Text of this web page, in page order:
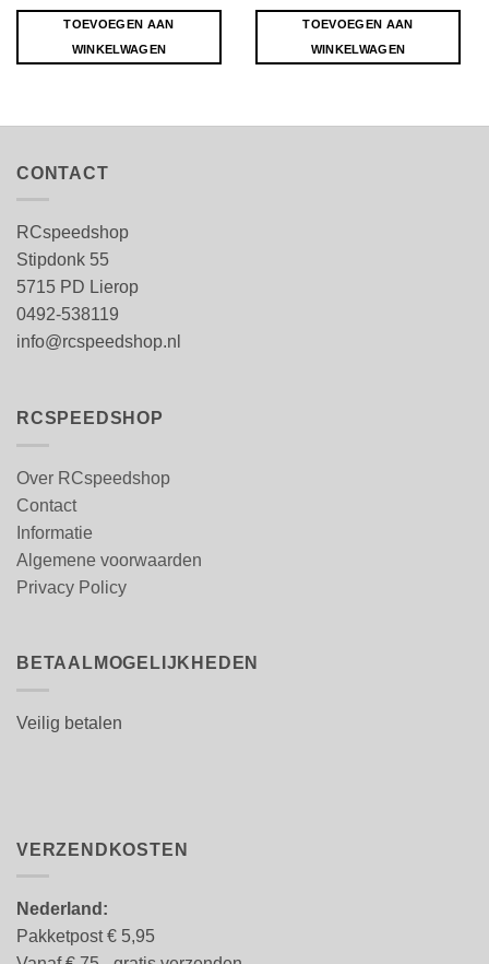
TOEVOEGEN AAN
WINKELWAGEN
TOEVOEGEN AAN
WINKELWAGEN
CONTACT
RCspeedshop
Stipdonk 55
5715 PD Lierop
0492-538119
info@rcspeedshop.nl
RCSPEEDSHOP
Over RCspeedshop
Contact
Informatie
Algemene voorwaarden
Privacy Policy
BETAALMOGELIJKHEDEN
Veilig betalen
VERZENDKOSTEN
Nederland:
Pakketpost € 5,95